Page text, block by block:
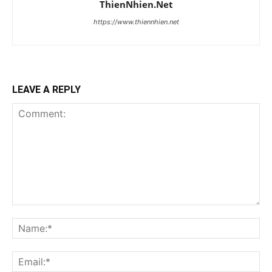
ThienNhien.Net
https://www.thiennhien.net
LEAVE A REPLY